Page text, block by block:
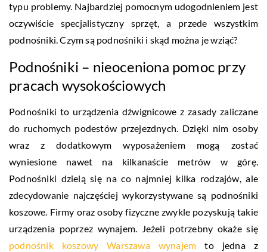
typu problemy. Najbardziej pomocnym udogodnieniem jest
oczywiście specjalistyczny sprzęt, a przede wszystkim
podnośniki. Czym są podnośniki i skąd można je wziąć?
Podnośniki – nieoceniona pomoc przy
pracach wysokościowych
Podnośniki to urządzenia dźwignicowe z zasady zaliczane
do ruchomych podestów przejezdnych. Dzięki nim osoby
wraz z dodatkowym wyposażeniem mogą zostać
wyniesione nawet na kilkanaście metrów w górę.
Podnośniki dzielą się na co najmniej kilka rodzajów, ale
zdecydowanie najczęściej wykorzystywane są podnośniki
koszowe. Firmy oraz osoby fizyczne zwykle pozyskują takie
urządzenia poprzez wynajem. Jeżeli potrzebny okaże się
podnośnik koszowy Warszawa wynajem to jedna z